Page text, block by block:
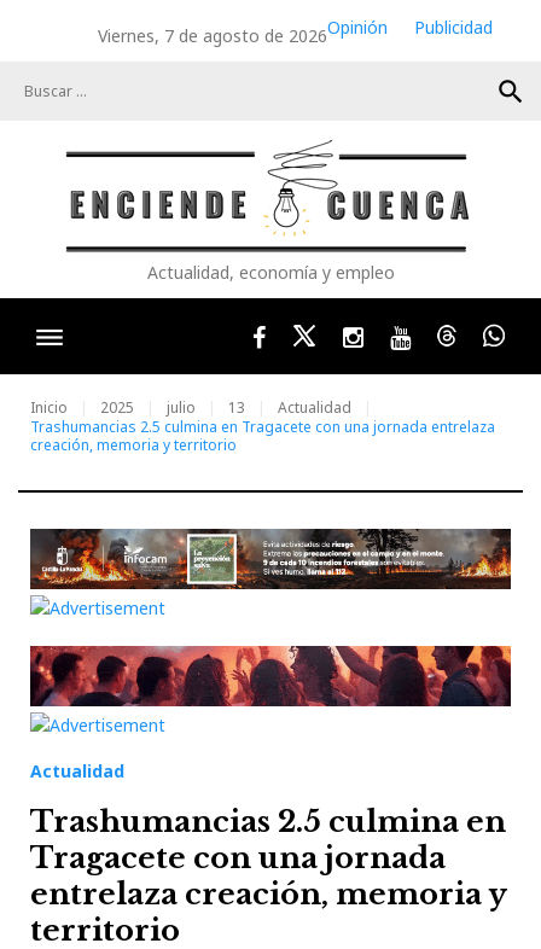
Viernes, 7 de agosto de 2026Opinión
Publicidad
search
Actualidad, economía y empleo
FacebookTwitterInstagram
YoutubeThreads
Inicio 2025 julio 13
Actualidad
Trashumancias 2.5 culmina en Tragacete con una jornada entrelaza
creación, memoria y territorio
Actualidad
Trashumancias 2.5 culmina en
Tragacete con una jornada
entrelaza creación, memoria y
territorio